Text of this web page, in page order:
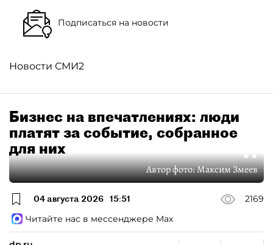
Подписаться на новости
Новости СМИ2
Бизнес на впечатлениях: люди
платят за событие, собранное
для них
Автор фото:Максим Змеев
04 августа 2026 15:51
2169
Читайте нас в мессенджере Max